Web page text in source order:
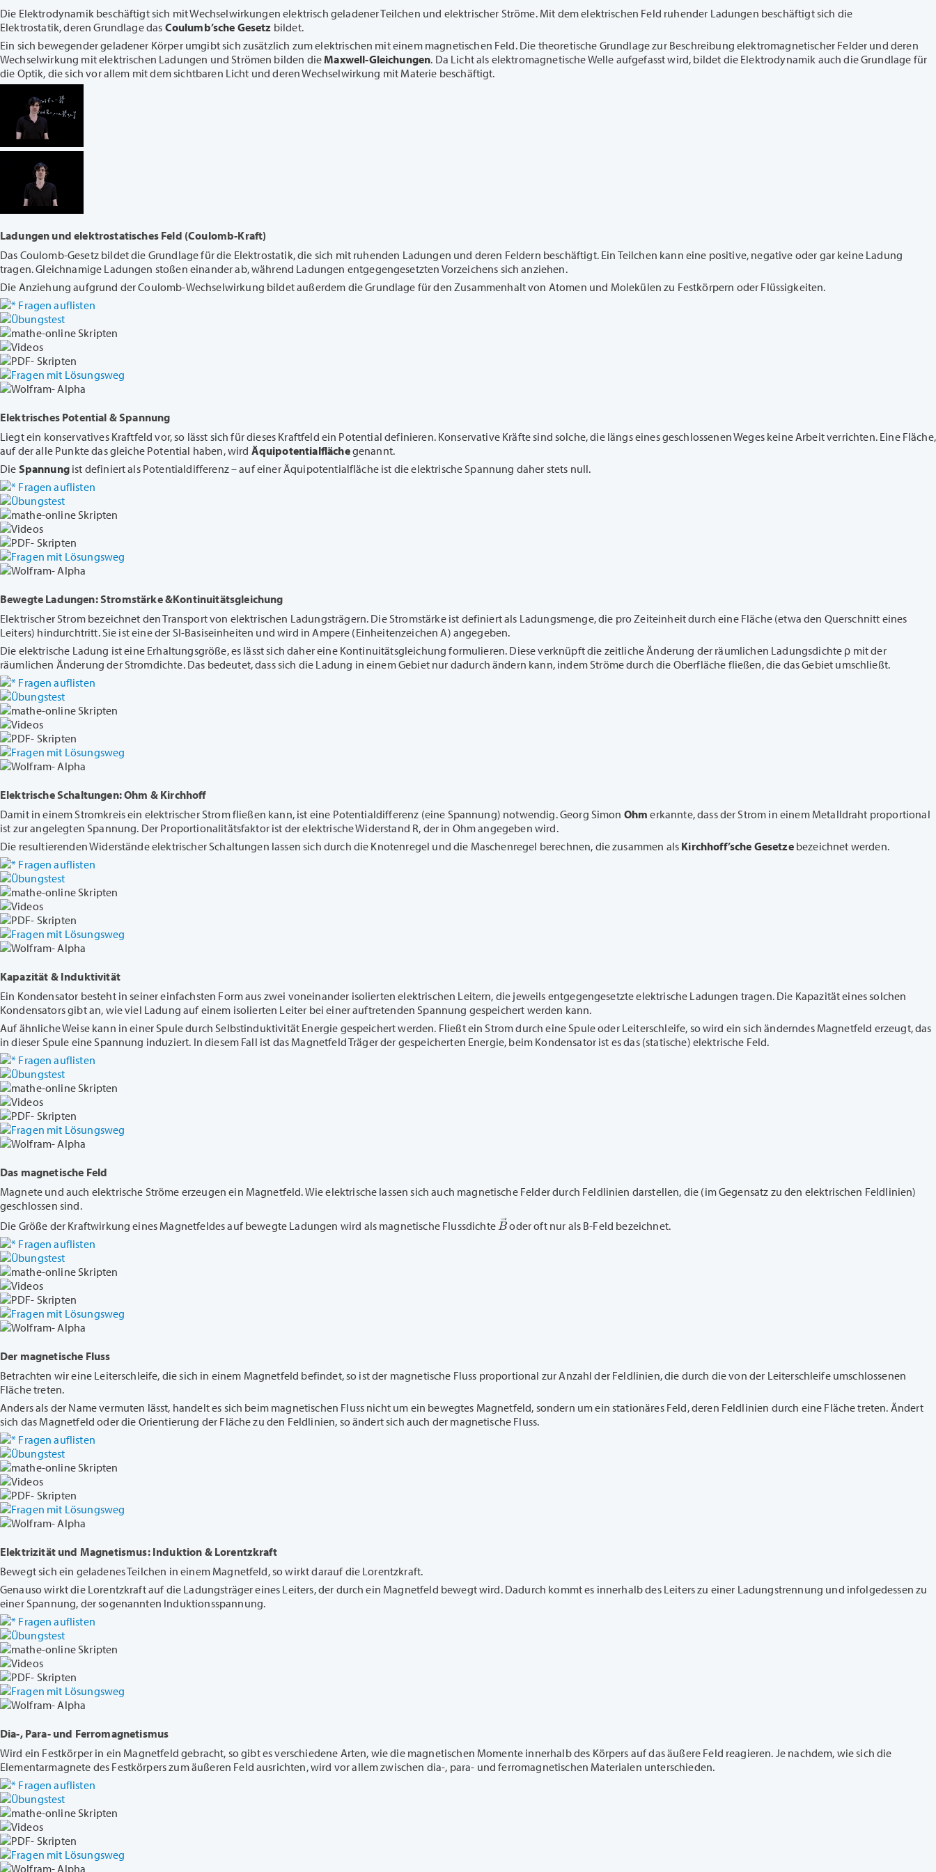
Die Elektrodynamik beschäftigt sich mit Wechselwirkungen elektrisch geladener Teilchen und elektrischer Ströme. Mit dem elektrischen Feld ruhender Ladungen beschäftigt sich die
Elektrostatik, deren Grundlage das Coulumb’sche Gesetz bildet.
Ein sich bewegender geladener Körper umgibt sich zusätzlich zum elektrischen mit einem magnetischen Feld. Die theoretische Grundlage zur Beschreibung elektromagnetischer Felder und deren
Wechselwirkung mit elektrischen Ladungen und Strömen bilden dieMaxwell-Gleichungen. Da Licht als elektromagnetische Welle aufgefasst wird, bildet die Elektrodynamik auch die Grundlage für
die Optik, die sich vor allem mit dem sichtbaren Licht und deren Wechselwirkung mit Materie beschäftigt.
Ladungen und elektrostatisches Feld (Coulomb-Kraft)
Das Coulomb-Gesetz bildet die Grundlage für die Elektrostatik, die sich mit ruhenden Ladungen und deren Feldern beschäftigt. Ein Teilchen kann eine positive, negative oder gar keine Ladung
tragen. Gleichnamige Ladungen stoßen einander ab, während Ladungen entgegengesetzten Vorzeichens sich anziehen.
Die Anziehung aufgrund der Coulomb-Wechselwirkung bildet außerdem die Grundlage für den Zusammenhalt von Atomen und Molekülen zu Festkörpern oder Flüssigkeiten.
Fragen auflisten
Übungstest
mathe-online Skripten
Videos
PDF- Skripten
Fragen mit Lösungsweg
Wolfram- Alpha
Elektrisches Potential & Spannung
Liegt ein konservatives Kraftfeld vor, so lässt sich für dieses Kraftfeld ein Potential definieren. Konservative Kräfte sind solche, die längs eines geschlossenen Weges keine Arbeit verrichten. Eine Fläche,
auf der alle Punkte das gleiche Potential haben, wird Äquipotentialflächegenannt.
Die Spannungist definiert als Potentialdifferenz – auf einer Äquipotentialfläche ist die elektrische Spannung daher stets null.
Fragen auflisten
Übungstest
mathe-online Skripten
Videos
PDF- Skripten
Fragen mit Lösungsweg
Wolfram- Alpha
Bewegte Ladungen: Stromstärke &Kontinuitätsgleichung
Elektrischer Strom bezeichnet den Transport von elektrischen Ladungsträgern. Die Stromstärke ist definiert als Ladungsmenge, die pro Zeiteinheit durch eine Fläche (etwa den Querschnitt eines
Leiters) hindurchtritt. Sie ist eine der SI-Basiseinheiten und wird in Ampere (Einheitenzeichen A) angegeben.
Die elektrische Ladung ist eine Erhaltungsgröße, es lässt sich daher eine Kontinuitätsgleichung formulieren. Diese verknüpft die zeitliche Änderung der räumlichen Ladungsdichte ρ mit der
räumlichen Änderung der Stromdichte. Das bedeutet, dass sich die Ladung in einem Gebiet nur dadurch ändern kann, indem Ströme durch die Oberfläche fließen, die das Gebiet umschließt.
Fragen auflisten
Übungstest
mathe-online Skripten
Videos
PDF- Skripten
Fragen mit Lösungsweg
Wolfram- Alpha
Elektrische Schaltungen: Ohm & Kirchhoff
Damit in einem Stromkreis ein elektrischer Strom fließen kann, ist eine Potentialdifferenz (eine Spannung) notwendig. Georg Simon Ohm erkannte, dass der Strom in einem Metalldraht proportional
ist zur angelegten Spannung. Der Proportionalitätsfaktor ist der elektrische Widerstand R, der in Ohm angegeben wird.
Die resultierenden Widerstände elektrischer Schaltungen lassen sich durch die Knotenregel und die Maschenregel berechnen, die zusammen als Kirchhoff’sche Gesetzebezeichnet werden.
Fragen auflisten
Übungstest
mathe-online Skripten
Videos
PDF- Skripten
Fragen mit Lösungsweg
Wolfram- Alpha
Kapazität & Induktivität
Ein Kondensator besteht in seiner einfachsten Form aus zwei voneinander isolierten elektrischen Leitern, die jeweils entgegengesetzte elektrische Ladungen tragen. Die Kapazität eines solchen
Kondensators gibt an, wie viel Ladung auf einem isolierten Leiter bei einer auftretenden Spannung gespeichert werden kann.
Auf ähnliche Weise kann in einer Spule durch Selbstinduktivität Energie gespeichert werden. Fließt ein Strom durch eine Spule oder Leiterschleife, so wird ein sich änderndes Magnetfeld erzeugt, das
in dieser Spule eine Spannung induziert. In diesem Fall ist das Magnetfeld Träger der gespeicherten Energie, beim Kondensator ist es das (statische) elektrische Feld.
Fragen auflisten
Übungstest
mathe-online Skripten
Videos
PDF- Skripten
Fragen mit Lösungsweg
Wolfram- Alpha
Das magnetische Feld
Magnete und auch elektrische Ströme erzeugen ein Magnetfeld. Wie elektrische lassen sich auch magnetische Felder durch Feldlinien darstellen, die (im Gegensatz zu den elektrischen Feldlinien)
geschlossen sind.
Die Größe der Kraftwirkung eines Magnetfeldes auf bewegte Ladungen wird als magnetische Flussdichte B→oder oft nur als B-Feld bezeichnet.
Fragen auflisten
Übungstest
mathe-online Skripten
Videos
PDF- Skripten
Fragen mit Lösungsweg
Wolfram- Alpha
Der magnetische Fluss
Betrachten wir eine Leiterschleife, die sich in einem Magnetfeld befindet, so ist der magnetische Fluss proportional zur Anzahl der Feldlinien, die durch die von der Leiterschleife umschlossenen
Fläche treten.
Anders als der Name vermuten lässt, handelt es sich beim magnetischen Fluss nicht um ein bewegtes Magnetfeld, sondern um ein stationäres Feld, deren Feldlinien durch eine Fläche treten. Ändert
sich das Magnetfeld oder die Orientierung der Fläche zu den Feldlinien, so ändert sich auch der magnetische Fluss.
Fragen auflisten
Übungstest
mathe-online Skripten
Videos
PDF- Skripten
Fragen mit Lösungsweg
Wolfram- Alpha
Elektrizität und Magnetismus: Induktion & Lorentzkraft
Bewegt sich ein geladenes Teilchen in einem Magnetfeld, so wirkt darauf die Lorentzkraft.
Genauso wirkt die Lorentzkraft auf die Ladungsträger eines Leiters, der durch ein Magnetfeld bewegt wird. Dadurch kommt es innerhalb des Leiters zu einer Ladungstrennung und infolgedessen zu
einer Spannung, der sogenannten Induktionsspannung.
Fragen auflisten
Übungstest
mathe-online Skripten
Videos
PDF- Skripten
Fragen mit Lösungsweg
Wolfram- Alpha
Dia-, Para- und Ferromagnetismus
Wird ein Festkörper in ein Magnetfeld gebracht, so gibt es verschiedene Arten, wie die magnetischen Momente innerhalb des Körpers auf das äußere Feld reagieren. Je nachdem, wie sich die
Elementarmagnete des Festkörpers zum äußeren Feld ausrichten, wird vor allem zwischen dia-, para- und ferromagnetischen Materialen unterschieden.
Fragen auflisten
Übungstest
mathe-online Skripten
Videos
PDF- Skripten
Fragen mit Lösungsweg
Wolfram- Alpha